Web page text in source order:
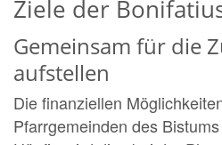
Ziele der
Gemeinsam für die
aufstellen
Die finanziellen
Pfarrgemeinden des